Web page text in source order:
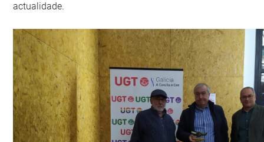
actualidade.